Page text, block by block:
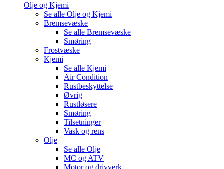
Olje og Kjemi
Se alle Olje og Kjemi
Bremsevæske
Se alle Bremsevæske
Smøring
Frostvæske
Kjemi
Se alle Kjemi
Air Condition
Rustbeskyttelse
Øvrig
Rustløsere
Smøring
Tilsetninger
Vask og rens
Olje
Se alle Olje
MC og ATV
Motor og drivverk